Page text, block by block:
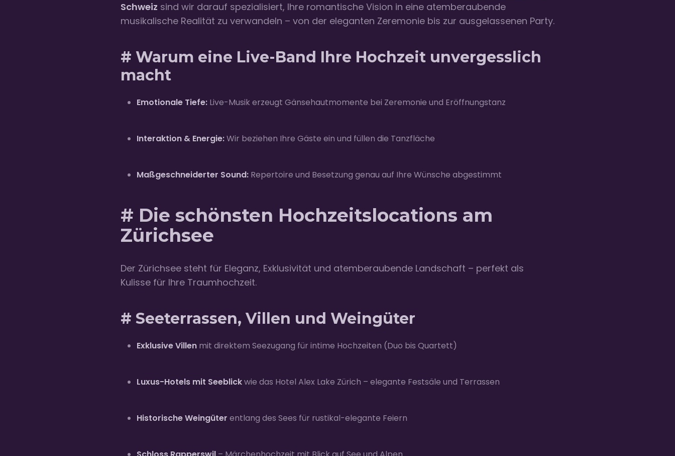
Schweiz sind wir darauf spezialisiert, Ihre romantische Vision in eine atemberaubende
musikalische Realität zu verwandeln – von der eleganten Zeremonie bis zur ausgelassenen Party.
# Warum eine Live-Band Ihre Hochzeit unvergesslich
macht
Emotionale Tiefe: Live-Musik erzeugt Gänsehautmomente bei Zeremonie und Eröffnungstanz
Interaktion & Energie:Wir beziehen Ihre Gäste ein und füllen die Tanzfläche
Maßgeschneiderter Sound: Repertoire und Besetzung genau auf Ihre Wünsche abgestimmt
# Die schönsten Hochzeitslocations am
Zürichsee
Der Zürichsee steht für Eleganz, Exklusivität und atemberaubende Landschaft – perfekt als
Kulisse für Ihre Traumhochzeit.
# Seeterrassen, Villen und Weingüter
Exklusive Villen mit direktem Seezugang für intime Hochzeiten (Duo bis Quartett)
Luxus-Hotels mit Seeblickwie das Hotel Alex Lake Zürich – elegante Festsäle und Terrassen
Historische Weingüter entlang des Sees für rustikal-elegante Feiern